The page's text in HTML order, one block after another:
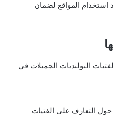
استخدام المواقع لضمان
حول التعارف على الفتيات